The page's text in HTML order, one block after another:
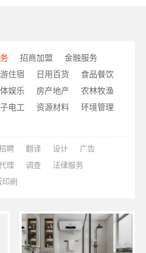
招商加盟
金融服务
住宿 日用百货
食品餐饮
娱乐 房产地产
农林牧渔
电工 资源材料
环境管理
聘 翻译 设计
广告
理 调查
法律服务
印刷